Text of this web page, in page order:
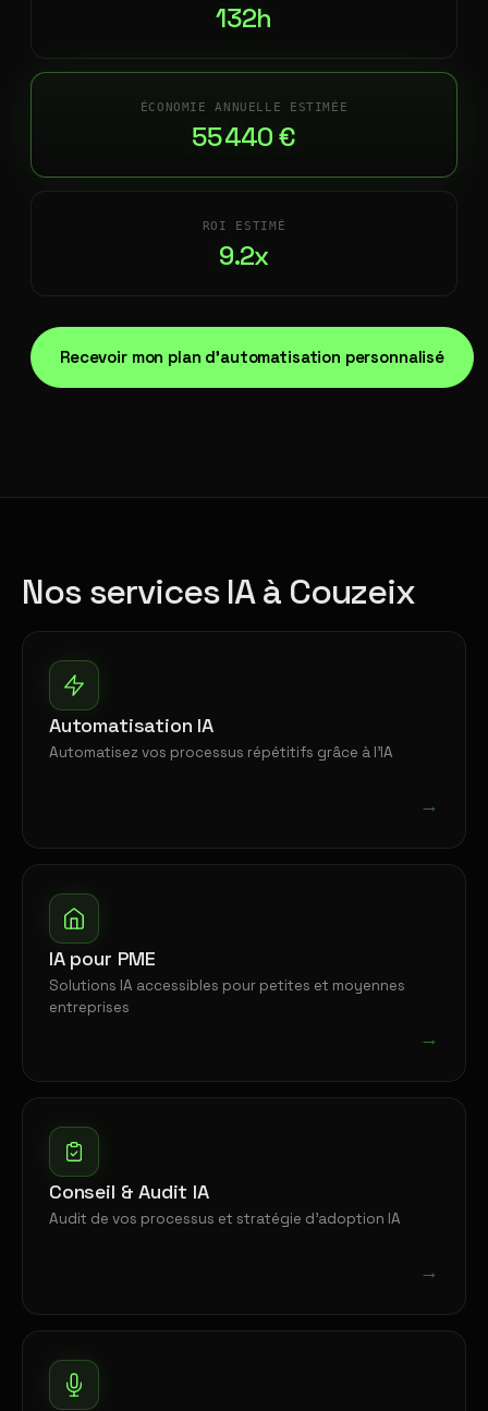
132h
ÉCONOMIE ANNUELLE ESTIMÉE
55 440 €
ROI ESTIMÉ
9.2x
Recevoir mon plan d'automatisation personnalisé
Nos services IA à Couzeix
Automatisation IA
Automatisez vos processus répétitifs grâce à l'IA
→
IA pour PME
Solutions IA accessibles pour petites et moyennes
entreprises
→
Conseil & Audit IA
Audit de vos processus et stratégie d'adoption IA
→